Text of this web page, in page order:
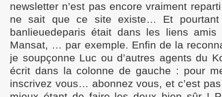
newsletter n’est pas encore vraiment
ne sait que ce site existe… Et pourtant
banlieuedeparis était dans les liens
Mansat, … par exemple. Enfin de la
je soupçonne Luc ou d’autres agents du
écrit dans la colonne de gauche : pour
inscrivez vous… abonnez vous, et c’est